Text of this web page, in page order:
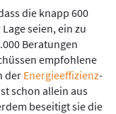
die knapp 600
seien, ein zu
Beratungen
empfohlene
der Energieeffizienz-
schon allein aus
beseitigt sie die